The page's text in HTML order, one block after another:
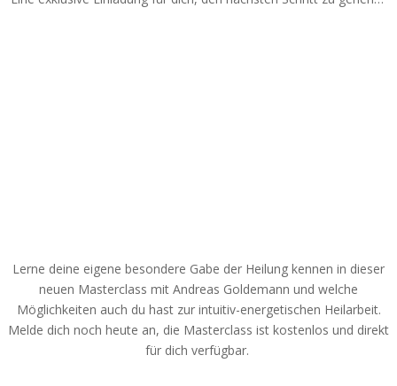
Lerne deine eigene besondere Gabe der Heilung kennen in dieser
neuen Masterclass mit Andreas Goldemann und welche
Möglichkeiten auch du hast zur intuitiv-energetischen Heilarbeit.
Melde dich noch heute an, die Masterclass ist kostenlos und direkt
für dich verfügbar.